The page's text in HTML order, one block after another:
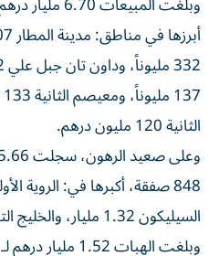
الثانية 120 مليون درهم.
السيليكون 1.32 مليار، والخليج التجاري 112 مليوناً.